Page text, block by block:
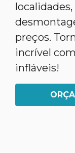
preços.
incrível
infláveis!